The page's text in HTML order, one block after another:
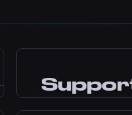
24/7